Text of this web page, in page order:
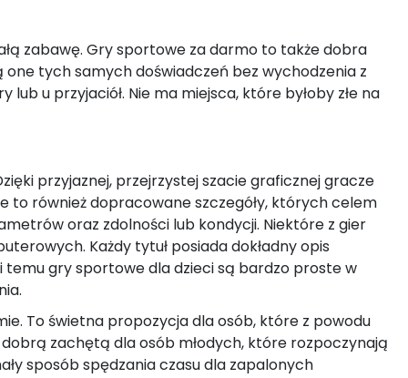
zabawę. Gry sportowe za darmo to także dobra
tych samych doświadczeń bez wychodzenia z
u przyjaciół. Nie ma miejsca, które byłoby złe na
przyjaznej, przejrzystej szacie graficznej gracze
to również dopracowane szczegóły, których celem
oraz zdolności lub kondycji. Niektóre z gier
Każdy tytuł posiada dokładny opis
temu gry sportowe dla dzieci są bardzo proste w
To świetna propozycja dla osób, które z powodu
zachętą dla osób młodych, które rozpoczynają
sposób spędzania czasu dla zapalonych